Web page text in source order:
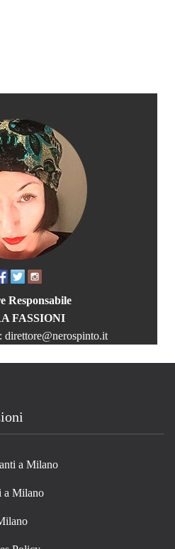
Responsabile
FASSIONI
direttore@nerospinto.it
a Milano
a Milano